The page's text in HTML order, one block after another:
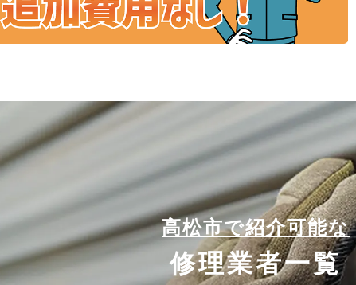
高松市で紹介可能な
修理業者一覧